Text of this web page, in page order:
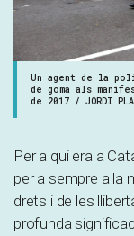
Un agent de la
de goma als
de 2017 / JORDI
Per a qui era a
per a sempre a la
drets i de les
profunda